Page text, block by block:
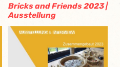
Bricks and Friends 2023 |
Ausstellung